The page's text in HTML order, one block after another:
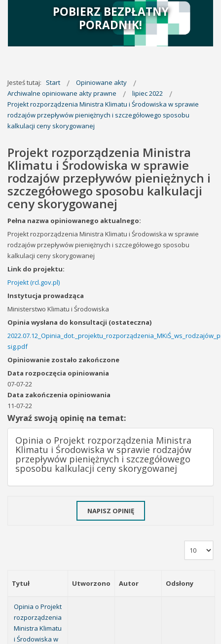
POBIERZ BEZPŁATNY
PORADNIK!
Jesteś tutaj: Start
Opiniowane akty
Archiwalne opiniowane akty prawne
lipiec 2022
Projekt rozporządzenia Ministra Klimatu i Środowiska w sprawie
rodzajów przepływów pieniężnych i szczegółowego sposobu
kalkulacji ceny skorygowanej
Projekt rozporządzenia Ministra
Klimatu i Środowiska w sprawie
rodzajów przepływów pieniężnych i
szczegółowego sposobu kalkulacji
ceny skorygowanej
Pełna nazwa opiniowanego aktualnego:
Projekt rozporządzenia Ministra Klimatu i Środowiska w sprawie
rodzajów przepływów pieniężnych i szczegółowego sposobu
kalkulacji ceny skorygowanej
Link do projektu:
Projekt (rcl.gov.pl)
Instytucja prowadząca
Ministerstwo Klimatu i Środowiska
Opinia wysłana do konsultacji (ostateczna)
sig.pdf
Opiniowanie zostało zakończone
Data rozpoczęcia opiniowania
07-07-22
Data zakończenia opiniowania
11-07-22
Wyraź swoją opinię na temat:
Opinia o Projekt rozporządzenia Ministra
Klimatu i Środowiska w sprawie rodzajów
przepływów pieniężnych i szczegółowego
sposobu kalkulacji ceny skorygowanej
NAPISZ OPINIĘ
Tytuł Utworzono Autor Odsłony
Opinia o Projekt
rozporządzenia
Ministra Klimatu
i Środowiska w